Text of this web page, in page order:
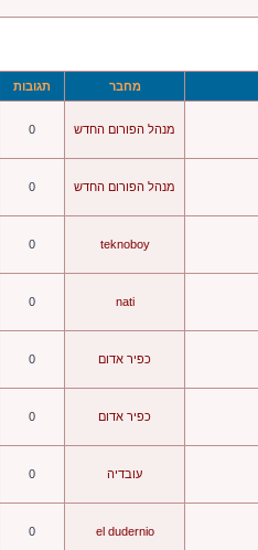
מחבר תגובות
מנהל הפורום החדש 0
מנהל הפורום החדש 0
teknoboy
0
nati
0
כפיר אדום 0
כפיר אדום 0
עובדיה 0
el dudernio
0